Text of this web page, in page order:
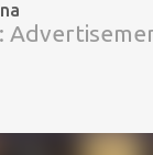
てメイン